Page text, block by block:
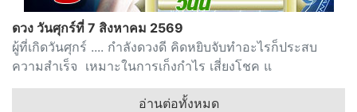
ดวง วันศุกร์ที่ 7 สิงหาคม 2569
ผู้ที่เกิดวันศุกร์ .... กำลังดวงดี คิดหยิบจับทำอะไรก็ประสบ
ความสำเร็จ เหมาะในการเก็งกำไร เสี่ยงโชค แ
อ่านต่อทั้งหมด